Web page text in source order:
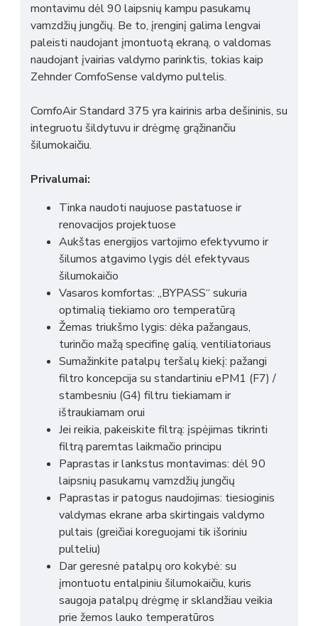
montavimu dėl 90 laipsnių kampu pasukamų
vamzdžių jungčių. Be to, įrenginį galima lengvai
paleisti naudojant įmontuotą ekraną, o valdomas
naudojant įvairias valdymo parinktis, tokias kaip
Zehnder ComfoSense valdymo pultelis.
ComfoAir Standard 375 yra kairinis arba dešininis, su
integruotu šildytuvu ir drėgmę grąžinančiu
šilumokaičiu.
Privalumai:
Tinka naudoti naujuose pastatuose ir
renovacijos projektuose
Aukštas energijos vartojimo efektyvumo ir
šilumos atgavimo lygis dėl efektyvaus
šilumokaičio
Vasaros komfortas: „BYPASS“ sukuria
optimalią tiekiamo oro temperatūrą
Žemas triukšmo lygis: dėka pažangaus,
turinčio mažą specifinę galią, ventiliatoriaus
Sumažinkite patalpų teršalų kiekį: pažangi
filtro koncepcija su standartiniu ePM1 (F7) /
stambesniu (G4) filtru tiekiamam ir
ištraukiamam orui
Jei reikia, pakeiskite filtrą: įspėjimas tikrinti
filtrą paremtas laikmačio principu
Paprastas ir lankstus montavimas: dėl 90
laipsnių pasukamų vamzdžių jungčių
Paprastas ir patogus naudojimas: tiesioginis
valdymas ekrane arba skirtingais valdymo
pultais (greičiai koreguojami tik išoriniu
pulteliu)
Dar geresnė patalpų oro kokybė: su
įmontuotu entalpiniu šilumokaičiu, kuris
saugoja patalpų drėgmę ir sklandžiau veikia
prie žemos lauko temperatūros